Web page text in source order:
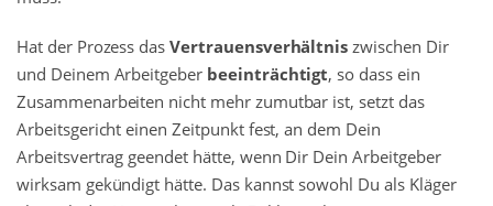
Hat der Prozess dasVertrauensverhältnis zwischen Dir
und Deinem Arbeitgeber beeinträchtigt, so dass ein
Zusammenarbeiten nicht mehr zumutbar ist, setzt das
Arbeitsgericht einen Zeitpunkt fest, an dem Dein
Arbeitsvertrag geendet hätte, wenn Dir Dein Arbeitgeber
wirksam gekündigt hätte. Das kannst sowohl Du als Kläger